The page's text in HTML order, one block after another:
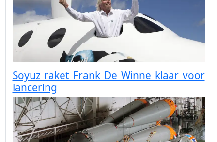
Soyuz raket Frank De Winne klaar voor
lancering